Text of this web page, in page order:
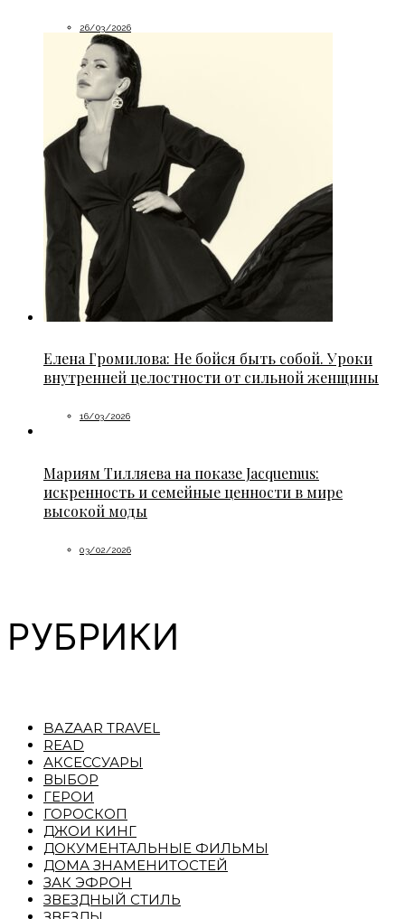
26/03/2026
Елена Громилова: Не бойся быть собой. Уроки
внутренней целостности от сильной женщины
16/03/2026
Мариям Тилляева на показе Jacquemus:
искренность и семейные ценности в мире
высокой моды
03/02/2026
РУБРИКИ
BAZAAR TRAVEL
READ
АКСЕССУАРЫ
ВЫБОР
ГЕРОИ
ГОРОСКОП
ДЖОИ КИНГ
ДОКУМЕНТАЛЬНЫЕ ФИЛЬМЫ
ДОМА ЗНАМЕНИТОСТЕЙ
ЗАК ЭФРОН
ЗВЕЗДНЫЙ СТИЛЬ